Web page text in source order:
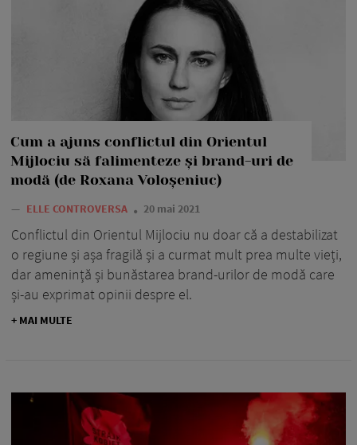
Cum a ajuns conflictul din Orientul
Mijlociu să falimenteze și brand-uri de
modă (de Roxana Voloșeniuc)
— ELLE CONTROVERSA 20 mai 2021
Conflictul din Orientul Mijlociu nu doar că a destabilizat
o regiune și așa fragilă și a curmat mult prea multe vieți,
dar amenință și bunăstarea brand-urilor de modă care
și-au exprimat opinii despre el.
+ MAI MULTE